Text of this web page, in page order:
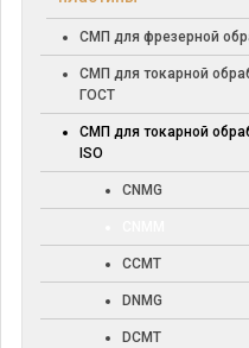
СМП для фрезерной
СМП для токарной
ГОСТ
СМП для токарной
ISO
CNMG
CCMT
DNMG
DCMT